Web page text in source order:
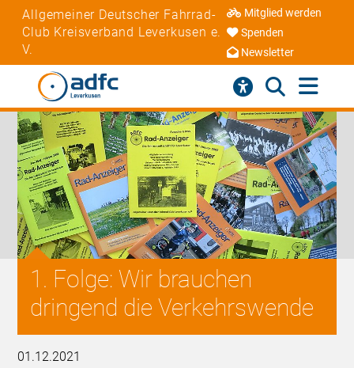
Allgemeiner Deutscher Fahrrad-
Club Kreisverband Leverkusen e.
V.
Mitglied werden
Spenden
Newsletter
1. Folge: Wir brauchen
dringend die Verkehrswende
01.12.2021